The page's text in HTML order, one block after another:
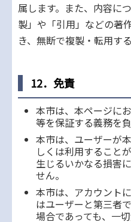
属します。また、内容に
製」や「引用」などの著
き、無断で複製・転用す
12．免責
本市は、本ページに
等を保証する義務を
本市は、ユーザーが
しくは利用すること
生じるいかなる損害
せん。
本市は、アカウント
はユーザーと第三者
場合であっても、一